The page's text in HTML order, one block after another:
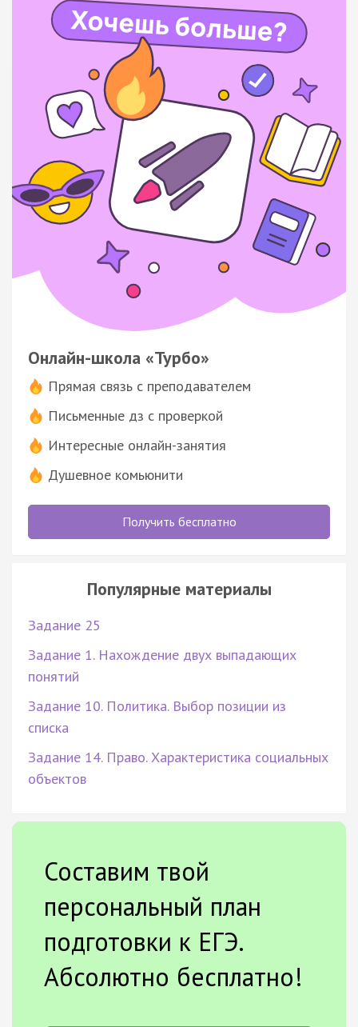
Онлайн-школа «Турбо»
Прямая связь с преподавателем
Письменные дз с проверкой
Интересные онлайн-занятия
Душевное комьюнити
Получить бесплатно
Популярные материалы
Задание 25
Задание 1. Нахождение двух выпадающих
понятий
Задание 10. Политика. Выбор позиции из
списка
Задание 14. Право. Характеристика социальных
объектов
Составим твой
персональный план
подготовки к ЕГЭ.
Абсолютно бесплатно!